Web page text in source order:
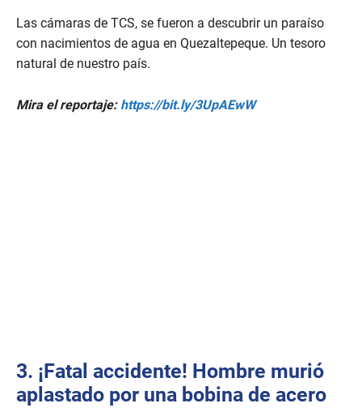
Las cámaras de TCS, se fueron a descubrir un paraíso
con nacimientos de agua en Quezaltepeque. Un tesoro
natural de nuestro país.
Mira el reportaje: https://bit.ly/3UpAEwW
3. ¡Fatal accidente! Hombre murió
aplastado por una bobina de acero